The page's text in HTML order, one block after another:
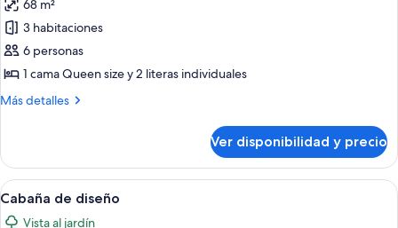
fotos
de
Cabaña
familiar,
habitaciones,
jardín
68 m²
3 habitaciones
6 personas
1 cama Queen size y 2 literas individuales
Más detalles
Más
familiar,
habitaciones,
vista
Ver disponibilidad y precio
Ver
todas
Una habitación tipo cabaña de
11
Cabaña de diseño
Vista al jardín